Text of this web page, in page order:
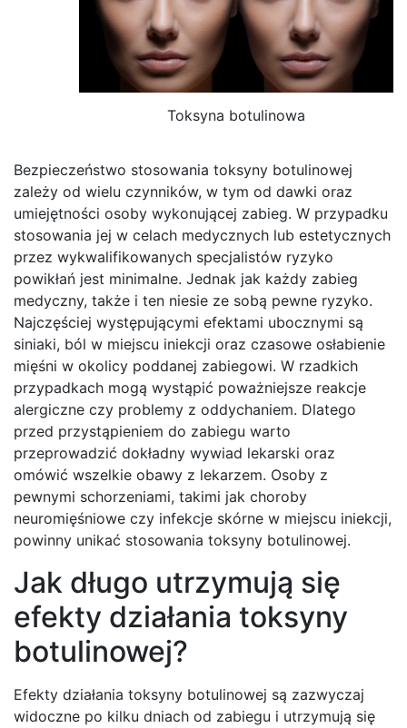
Toksyna botulinowa
Bezpieczeństwo stosowania toksyny botulinowej
zależy od wielu czynników, w tym od dawki oraz
umiejętności osoby wykonującej zabieg. W przypadku
stosowania jej w celach medycznych lub estetycznych
przez wykwalifikowanych specjalistów ryzyko
powikłań jest minimalne. Jednak jak każdy zabieg
medyczny, także i ten niesie ze sobą pewne ryzyko.
Najczęściej występującymi efektami ubocznymi są
siniaki, ból w miejscu iniekcji oraz czasowe osłabienie
mięśni w okolicy poddanej zabiegowi. W rzadkich
przypadkach mogą wystąpić poważniejsze reakcje
alergiczne czy problemy z oddychaniem. Dlatego
przed przystąpieniem do zabiegu warto
przeprowadzić dokładny wywiad lekarski oraz
omówić wszelkie obawy z lekarzem. Osoby z
pewnymi schorzeniami, takimi jak choroby
neuromięśniowe czy infekcje skórne w miejscu iniekcji,
powinny unikać stosowania toksyny botulinowej.
Jak długo utrzymują się
efekty działania toksyny
botulinowej?
Efekty działania toksyny botulinowej są zazwyczaj
widoczne po kilku dniach od zabiegu i utrzymują się